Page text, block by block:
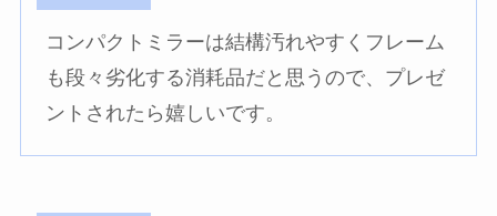
コンパクトミラーは結構汚れやすくフレーム
も段々劣化する消耗品だと思うので、プレゼ
ントされたら嬉しいです。